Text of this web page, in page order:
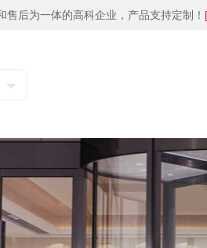
后为一体的高科企业，产品支持定制！